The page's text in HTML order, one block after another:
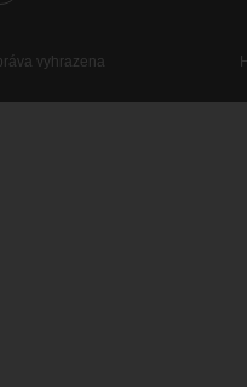
vyhrazena